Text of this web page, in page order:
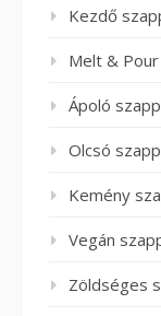
Kezdő
Melt &
Ápoló
Olcsó
Kemény
Vegán
Zöldséges